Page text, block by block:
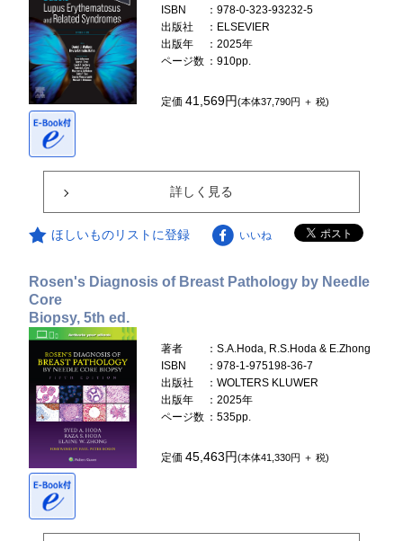
ISBN
：978-0-323-93232-5
出版社
：ELSEVIER
出版年
：2025年
ページ数 ：910pp.
定価41,569円(本体37,790円 ＋ 税)
詳しく見る
ほしいものリストに登録 いいね
Rosen's Diagnosis of Breast Pathology by Needle
Core
Biopsy, 5th ed.
著者
：S.A.Hoda, R.S.Hoda & E.Zhong
ISBN
：978-1-975198-36-7
出版社
：WOLTERS KLUWER
出版年
：2025年
ページ数 ：535pp.
定価45,463円(本体41,330円 ＋ 税)